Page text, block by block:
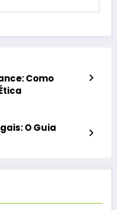
Como
O Guia